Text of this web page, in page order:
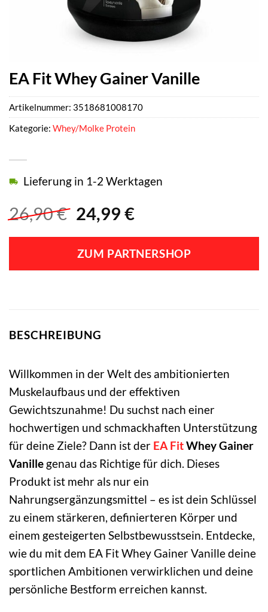
EA Fit Whey Gainer Vanille
26,90€ Ursprünglicher
war:
26,90 €
24,99 €Aktueller
ist:
24,99 €.
Lieferung in 1-2 Werktagen
ZUM PARTNERSHOP
Artikelnummer: 3518681008170
Kategorie: Whey/Molke Protein
BESCHREIBUNG
Willkommen in der Welt des ambitionierten
Muskelaufbaus und der effektiven
Gewichtszunahme! Du suchst nach einer
hochwertigen und schmackhaften Unterstützung
für deine Ziele? Dann ist der EA FitWhey Gainer
Vanille genau das Richtige für dich. Dieses
Produkt ist mehr als nur ein
Nahrungsergänzungsmittel – es ist dein Schlüssel
zu einem stärkeren, definierteren Körper und
einem gesteigerten Selbstbewusstsein. Entdecke,
wie du mit dem EA Fit Whey Gainer Vanille deine
sportlichen Ambitionen verwirklichen und deine
persönliche Bestform erreichen kannst.